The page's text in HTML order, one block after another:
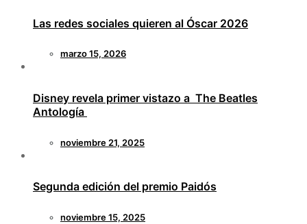
Las redes sociales quieren al Óscar 2026
marzo 15, 2026
Disney revela primer vistazo a The Beatles
Antología
noviembre 21, 2025
Segunda edición del premio Paidós
noviembre 15, 2025